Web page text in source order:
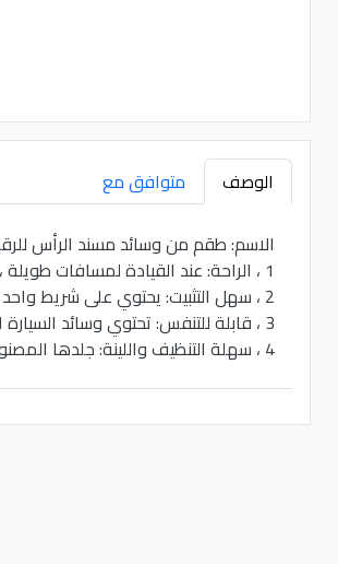
الوصف
متوافق مع
الاسم: طقم من وسائد مسند الرأس
1 ، الراحة: عند القيادة لمسافات طويلة ، فإنه ألم حقيقي في الرقبة.
2 ، سهل التثبيت: يحتوي على شريط واحد ، فقط ضعه على رأس المقعد على ما يرام.
3 ، قابلة للتنفس: تحتوي وسائد السيارة الخاصة بنا على فتحة صغيرة ، لذا فهي قابلة للتنفس.
4 ، سهلة التنظيف واللينة: جلدها المصنوع من البولي يوريثان ، لذا فهي سهلة التنظيف وناعمة جدًا